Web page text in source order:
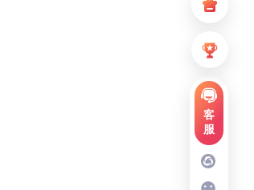
客
服